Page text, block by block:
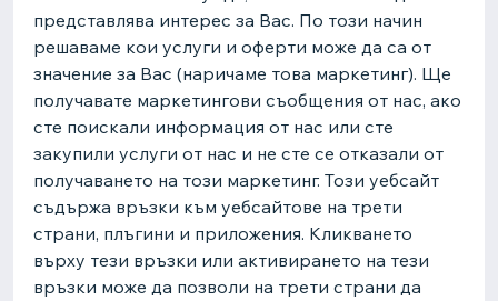
представлява интерес за Вас. По този начин
решаваме кои услуги и оферти може да са от
значение за Вас (наричаме това маркетинг). Ще
получавате маркетингови съобщения от нас, ако
сте поискали информация от нас или сте
закупили услуги от нас и не сте се отказали от
получаването на този маркетинг. Този уебсайт
съдържа връзки към уебсайтове на трети
страни, плъгини и приложения. Кликването
върху тези връзки или активирането на тези
връзки може да позволи на трети страни да